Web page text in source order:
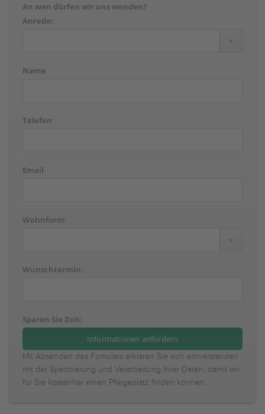
An wen dürfen wir uns wenden?
Anrede:
Name
Telefon
Email
Wohnform:
Wunschtermin:
Sparen Sie Zeit:
Mit Absenden des Fomulars erklären Sie sich einverstanden
mit der Speicherung und Verarbeitung Ihrer Daten, damit wir
für Sie kostenfrei einen Pflegeplatz finden können.